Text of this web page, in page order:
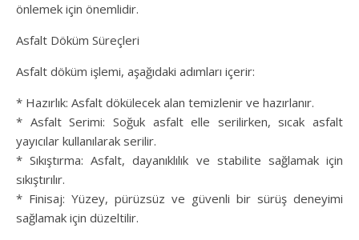
önlemek için önemlidir.
Asfalt Döküm Süreçleri
Asfalt döküm işlemi, aşağıdaki adımları içerir:
* Hazırlık: Asfalt dökülecek alan temizlenir ve hazırlanır.
* Asfalt Serimi: Soğuk asfalt elle serilirken, sıcak asfalt
yayıcılar kullanılarak serilir.
* Sıkıştırma: Asfalt, dayanıklılık ve stabilite sağlamak için
sıkıştırılır.
* Finisaj: Yüzey, pürüzsüz ve güvenli bir sürüş deneyimi
sağlamak için düzeltilir.